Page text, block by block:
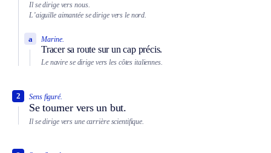
Il se dirige vers nous.
L’aiguille aimantée se dirige vers le nord.
Marine.
Tracer sa route sur un cap précis.
a
Le navire se dirige vers les côtes italiennes.
Sens figuré.
Se tourner vers un but.
2
Il se dirige vers une carrière scientifique.